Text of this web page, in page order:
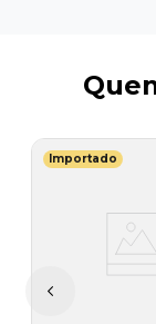
Importado